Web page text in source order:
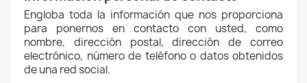
Engloba toda la información que nos proporciona
para ponernos en contacto con usted, como
nombre, dirección postal, dirección de correo
electrónico, número de teléfono o datos obtenidos
de una red social.